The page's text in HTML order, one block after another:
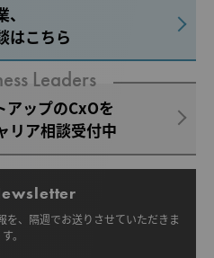
はこちら
Leaders
アップのCxOを
リア相談受付中
、 隔週でお送りさせていただきま
す。